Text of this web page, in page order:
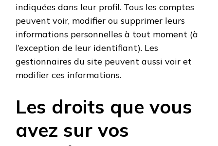
indiquées dans leur profil. Tous les comptes
peuvent voir, modifier ou supprimer leurs
informations personnelles à tout moment (à
l’exception de leur identifiant). Les
gestionnaires du site peuvent aussi voir et
modifier ces informations.
Les droits que vous
avez sur vos